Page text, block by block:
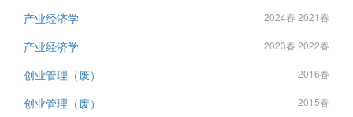
产业经济学 2024春 2021春
产业经济学 2023春 2022春
创业管理（废） 2016春
创业管理（废） 2015春